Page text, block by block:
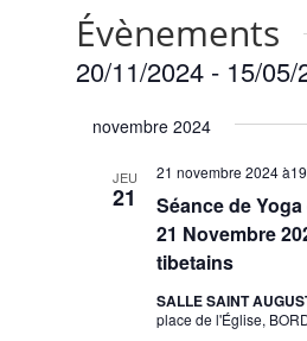
Évènements
20/11/2024 - 15/05/
une
novembre 2024
JEU
21
Séance de
21 Novembre
tibetains
21 novembre 2024
SALLE SAINT
place de l'Église,